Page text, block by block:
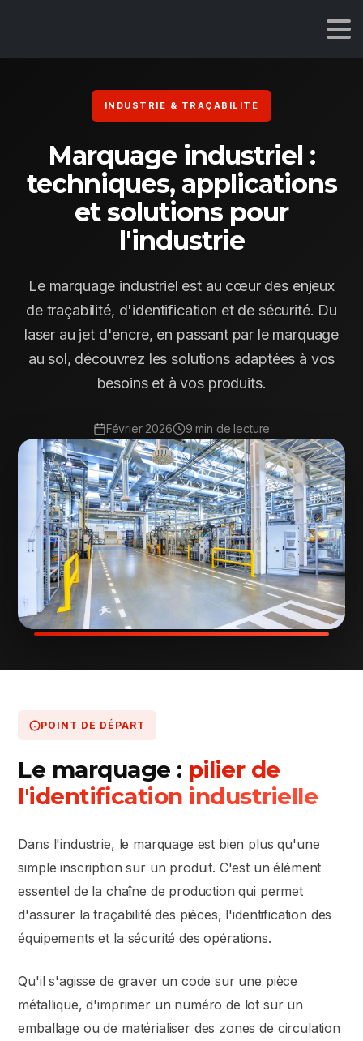
INDUSTRIE & TRAÇABILITÉ
Marquage industriel :
techniques, applications
et solutions pour
l'industrie
Le marquage industriel est au cœur des enjeux
de traçabilité, d'identification et de sécurité. Du
laser au jet d'encre, en passant par le marquage
au sol, découvrez les solutions adaptées à vos
besoins et à vos produits.
Février 2026 9 min de lecture
POINT DE DÉPART
Le marquage : pilier de
l'identification industrielle
Dans l'industrie, le marquage est bien plus qu'une
simple inscription sur un produit. C'est un élément
essentiel de la chaîne de production qui permet
d'assurer la traçabilité des pièces, l'identification des
équipements et la sécurité des opérations.
Qu'il s'agisse de graver un code sur une pièce
métallique, d'imprimer un numéro de lot sur un
emballage ou de matérialiser des zones de circulation